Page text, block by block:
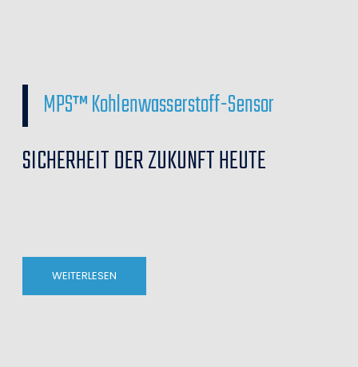
MPS™ Kohlenwasserstoff-Sensor
SICHERHEIT DER ZUKUNFT HEUTE
WEITERLESEN